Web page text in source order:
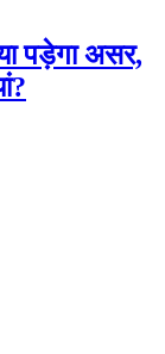
पड़ेगा असर,